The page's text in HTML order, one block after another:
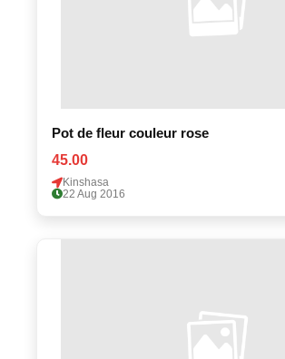
Pot de fleur couleur rose
45.00
Kinshasa
22 Aug 2016